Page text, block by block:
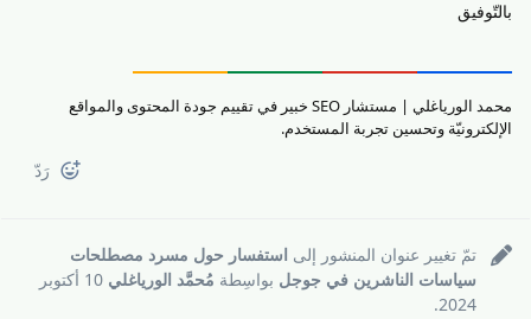
بالتّوفيق
محمد الورياغلي | مستشار SEO خبير في تقييم جودة المحتوى والمواقع
الإلكترونيّة وتحسين تجربة المستخدم.
رَدّ
تمّ تغيير عنوان المنشور إلى استفسار حول مسرد مصطلحات
سياسات الناشرين في جوجل بواسِطة مُحمَّد الورياغلي
10 أكتوبر
2024
.